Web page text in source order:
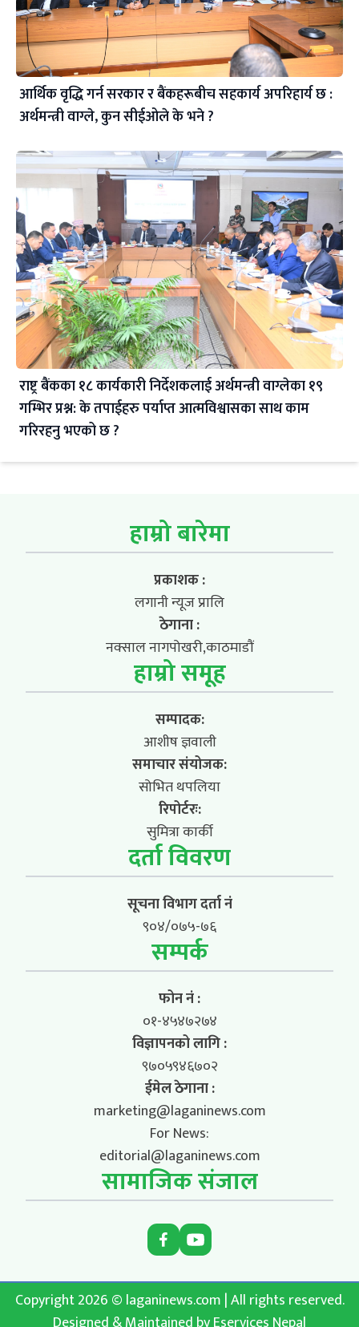
आर्थिक वृद्धि गर्न सरकार र बैंकहरूबीच सहकार्य अपरिहार्य छ :
अर्थमन्त्री वाग्ले, कुन सीईओले के भने ?
राष्ट्र बैंकका १८ कार्यकारी निर्देशकलाई अर्थमन्त्री वाग्लेका १९
गम्भिर प्रश्न: के तपाईहरु पर्याप्त आत्मविश्वासका साथ काम
गरिरहनु भएको छ ?
हाम्रो बारेमा
प्रकाशक :
लगानी न्यूज प्रालि
ठेगाना :
नक्साल नागपोखरी,काठमाडौं
हाम्रो समूह
सम्पादक:
आशीष ज्ञवाली
समाचार संयोजक:
सोभित थपलिया
रिपोर्टरः:
सुमित्रा कार्की
दर्ता विवरण
सूचना विभाग दर्ता नं
९०४/०७५-७६
सम्पर्क
फोन नं :
०१-४५४७२७४
विज्ञापनको लागि :
९७०५९४६७०२
ईमेल ठेगाना :
marketing@laganinews.com
For News:
editorial@laganinews.com
सामाजिक संजाल
Copyright 2026 © laganinews.com | All rights reserved.